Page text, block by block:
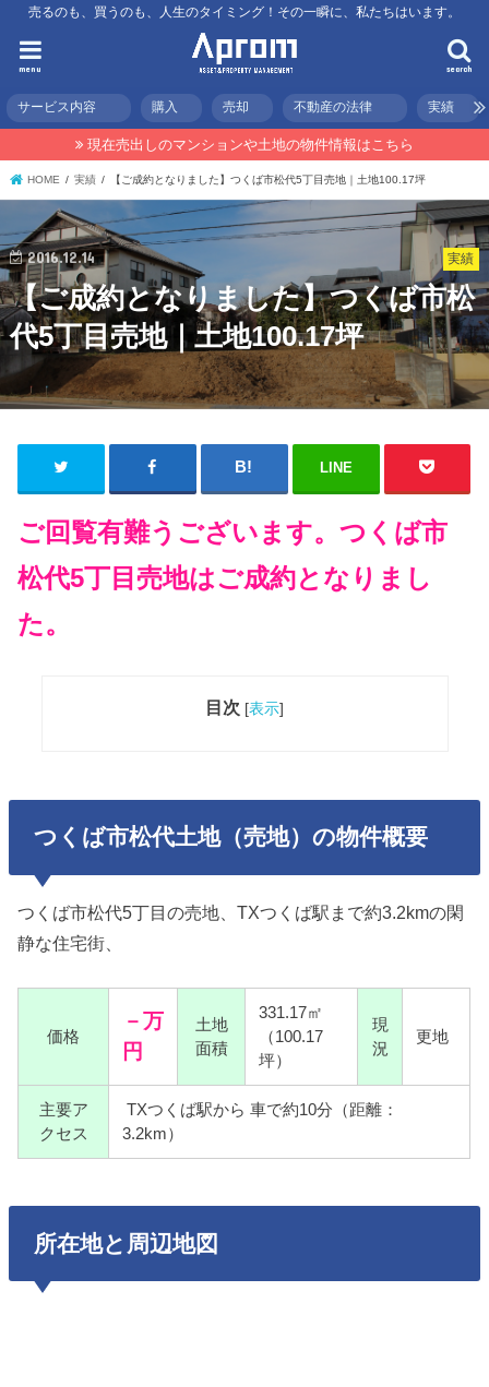
売るのも、買うのも、人生のタイミング！その一瞬に、私たちはいます。
search
menu
サービス内容 購入 売却 不動産の法律 実績
現在売出しのマンションや土地の物件情報はこちら
HOME 実績 【ご成約となりました】つくば市松代5丁目売地｜土地100.17坪
実績
2016.12.14
【ご成約となりました】つくば市松
代5丁目売地｜土地100.17坪
LINE
ご回覧有難うございます。つくば市
松代5丁目売地はご成約となりまし
た。
目次 [表示]
つくば市松代土地（売地）の物件概要
つくば市松代5丁目の売地、TXつくば駅まで約3.2kmの閑
静な住宅街、
価格
－万
円
土地
面積
331.17㎡
（100.17
坪）
現
況
更地
主要ア
クセス
TXつくば駅から 車で約10分（距離：
3.2km）
所在地と周辺地図